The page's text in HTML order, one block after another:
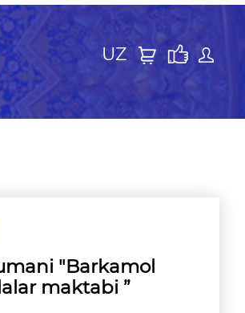
UZ
"Barkamol
maktabi ”